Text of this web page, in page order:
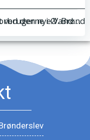
Ny sået græs og nye fliser lagt ved den nye Vandværks tilbygning.
i Ø.